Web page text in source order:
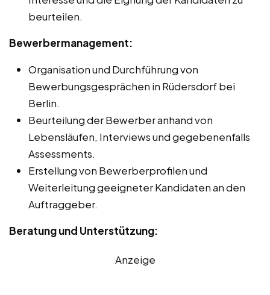
beurteilen.
Bewerbermanagement:
Organisation und Durchführung von
Bewerbungsgesprächen in Rüdersdorf bei
Berlin.
Beurteilung der Bewerber anhand von
Lebensläufen, Interviews und gegebenenfalls
Assessments.
Erstellung von Bewerberprofilen und
Weiterleitung geeigneter Kandidaten an den
Auftraggeber.
Beratung und Unterstützung:
Anzeige